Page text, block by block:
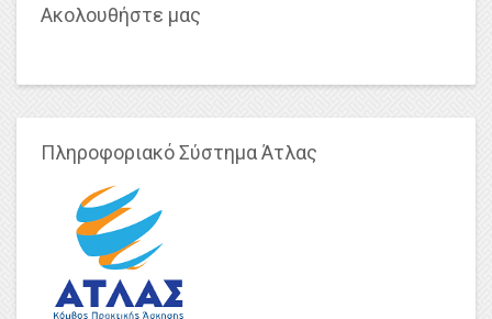
Ακολουθήστε μας
Πληροφοριακό Σύστημα Άτλας